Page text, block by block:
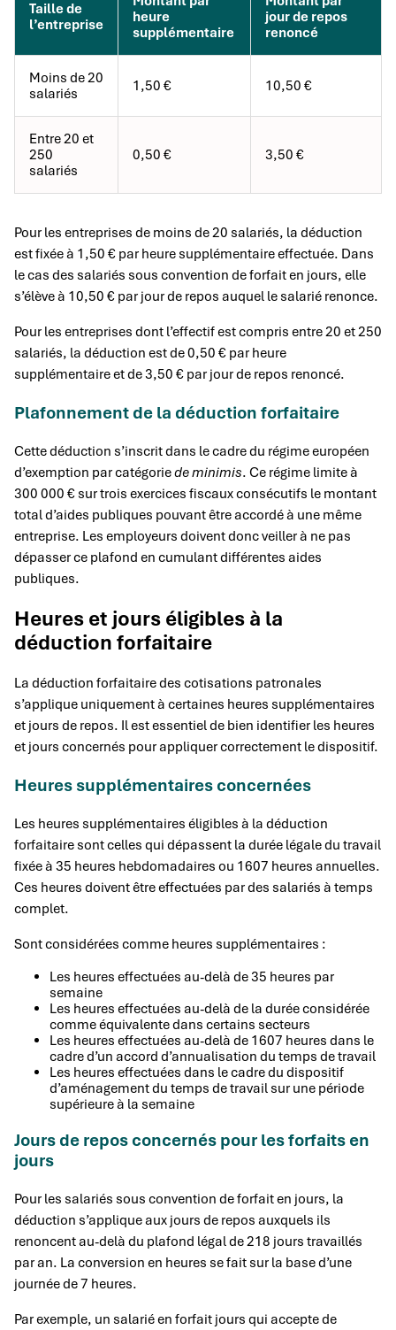
Taille de
l’entreprise
heure
supplémentaire
jour de repos
renoncé
Moins de 20
salariés
1,50 € 10,50 €
Entre 20 et
250
salariés
0,50 € 3,50 €
Pour les entreprises de moins de 20 salariés, la déduction
est fixée à 1,50 € par heure supplémentaire effectuée. Dans
le cas des salariés sous convention de forfait en jours, elle
s’élève à 10,50 € par jour de repos auquel le salarié renonce.
Pour les entreprises dont l’effectif est compris entre 20 et 250
salariés, la déduction est de 0,50 € par heure
supplémentaire et de 3,50 € par jour de repos renoncé.
Plafonnement de la déduction forfaitaire
Cette déduction s’inscrit dans le cadre du régime européen
d’exemption par catégoriede minimis. Ce régime limite à
300 000 € sur trois exercices fiscaux consécutifs le montant
total d’aides publiques pouvant être accordé à une même
entreprise. Les employeurs doivent donc veiller à ne pas
dépasser ce plafond en cumulant différentes aides
publiques.
Heures et jours éligibles à la
déduction forfaitaire
La déduction forfaitaire des cotisations patronales
s’applique uniquement à certaines heures supplémentaires
et jours de repos. Il est essentiel de bien identifier les heures
et jours concernés pour appliquer correctement le dispositif.
Heures supplémentaires concernées
Les heures supplémentaires éligibles à la déduction
forfaitaire sont celles qui dépassent la durée légale du travail
fixée à 35 heures hebdomadaires ou 1607 heures annuelles.
Ces heures doivent être effectuées par des salariés à temps
complet.
Sont considérées comme heures supplémentaires :
Les heures effectuées au-delà de 35 heures par
semaine
Les heures effectuées au-delà de la durée considérée
comme équivalente dans certains secteurs
Les heures effectuées au-delà de 1607 heures dans le
cadre d’un accord d’annualisation du temps de travail
Les heures effectuées dans le cadre du dispositif
d’aménagement du temps de travail sur une période
supérieure à la semaine
Jours de repos concernés pour les forfaits en
jours
Pour les salariés sous convention de forfait en jours, la
déduction s’applique aux jours de repos auxquels ils
renoncent au-delà du plafond légal de 218 jours travaillés
par an. La conversion en heures se fait sur la base d’une
journée de 7 heures.
Par exemple, un salarié en forfait jours qui accepte de